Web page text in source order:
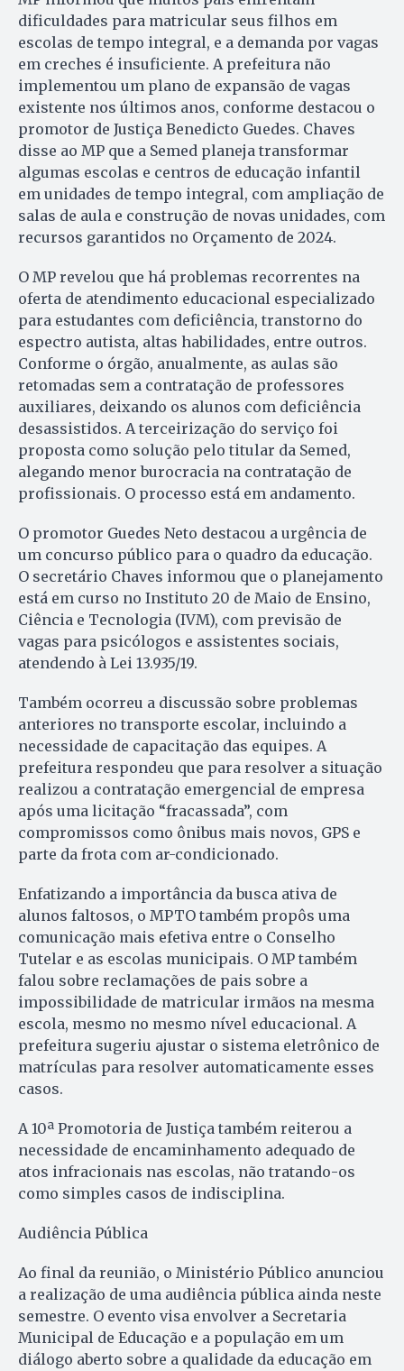
dificuldades para matricular seus filhos em
escolas de tempo integral, e a demanda por vagas
em creches é insuficiente. A prefeitura não
implementou um plano de expansão de vagas
existente nos últimos anos, conforme destacou o
promotor de Justiça Benedicto Guedes. Chaves
disse ao MP que a Semed planeja transformar
algumas escolas e centros de educação infantil
em unidades de tempo integral, com ampliação de
salas de aula e construção de novas unidades, com
recursos garantidos no Orçamento de 2024.
O MP revelou que há problemas recorrentes na
oferta de atendimento educacional especializado
para estudantes com deficiência, transtorno do
espectro autista, altas habilidades, entre outros.
Conforme o órgão, anualmente, as aulas são
retomadas sem a contratação de professores
auxiliares, deixando os alunos com deficiência
desassistidos. A terceirização do serviço foi
proposta como solução pelo titular da Semed,
alegando menor burocracia na contratação de
profissionais. O processo está em andamento.
O promotor Guedes Neto destacou a urgência de
um concurso público para o quadro da educação.
O secretário Chaves informou que o planejamento
está em curso no Instituto 20 de Maio de Ensino,
Ciência e Tecnologia (IVM), com previsão de
vagas para psicólogos e assistentes sociais,
atendendo à Lei 13.935/19.
Também ocorreu a discussão sobre problemas
anteriores no transporte escolar, incluindo a
necessidade de capacitação das equipes. A
prefeitura respondeu que para resolver a situação
realizou a contratação emergencial de empresa
após uma licitação “fracassada”, com
compromissos como ônibus mais novos, GPS e
parte da frota com ar-condicionado.
Enfatizando a importância da busca ativa de
alunos faltosos, o MPTO também propôs uma
comunicação mais efetiva entre o Conselho
Tutelar e as escolas municipais. O MP também
falou sobre reclamações de pais sobre a
impossibilidade de matricular irmãos na mesma
escola, mesmo no mesmo nível educacional. A
prefeitura sugeriu ajustar o sistema eletrônico de
matrículas para resolver automaticamente esses
casos.
A 10ª Promotoria de Justiça também reiterou a
necessidade de encaminhamento adequado de
atos infracionais nas escolas, não tratando-os
como simples casos de indisciplina.
Audiência Pública
Ao final da reunião, o Ministério Público anunciou
a realização de uma audiência pública ainda neste
semestre. O evento visa envolver a Secretaria
Municipal de Educação e a população em um
diálogo aberto sobre a qualidade da educação em